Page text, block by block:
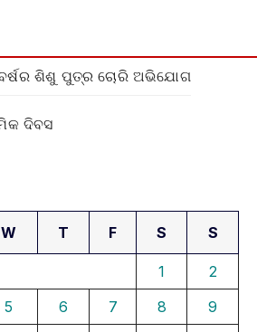
ଶିଶୁ ପୁତ୍ର ଚୋରି ଅଭିଯୋଗ
ଦିବସ
W T F S S
1
2
5 6 7 8
9